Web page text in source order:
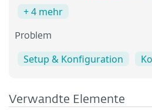
+ 4 mehr
Problem
Setup & Konfiguration
Verwandte Elemente